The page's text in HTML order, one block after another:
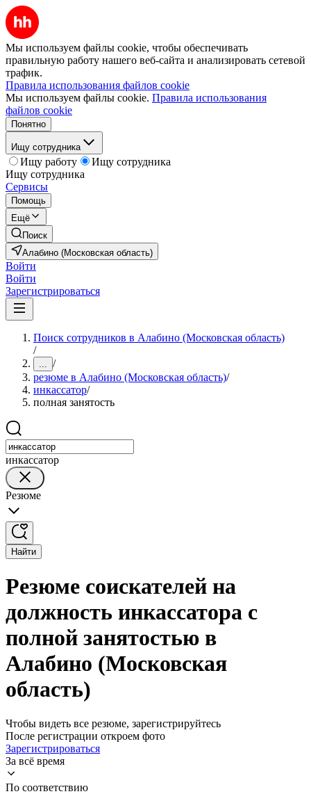
Мы используем файлы cookie, чтобы обеспечивать
правильную работу нашего веб-сайта и анализировать сетевой
трафик.
Правила использования файлов cookie
Мы используем файлы cookie. Правила использования
файлов cookie
Понятно
Ищу сотрудника
Ищу работу
Ищу сотрудника
Ищу сотрудника
Сервисы
Помощь
Ещё
Поиск
Алабино (Московская область)
Войти
Войти
Зарегистрироваться
Поиск сотрудников в Алабино (Московская область)
/
... /
резюме в Алабино (Московская область)/
инкассатор/
полная занятость
инкассатор
Резюме
Найти
Резюме соискателей на
должность инкассатора с
полной занятостью в
Алабино (Московская
область)
Чтобы видеть все резюме, зарегистрируйтесь
После регистрации откроем фото
Зарегистрироваться
За всё время
По соответствию